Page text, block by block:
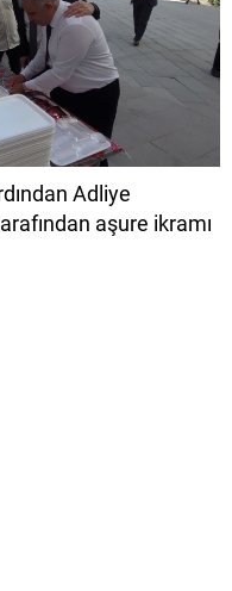
Adliye
aşure ikramı